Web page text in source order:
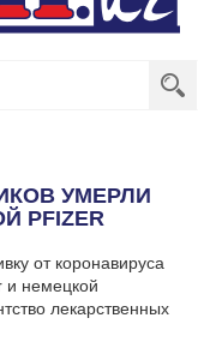
УМЕРЛИ
PFIZER
от коронавируса
и немецкой
лекарственных